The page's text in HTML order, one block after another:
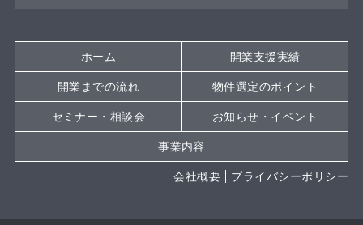
ホーム 開業支援実績
開業までの流れ 物件選定のポイント
セミナー・相談会 お知らせ・イベント
事業内容
会社概要 プライバシーポリシー